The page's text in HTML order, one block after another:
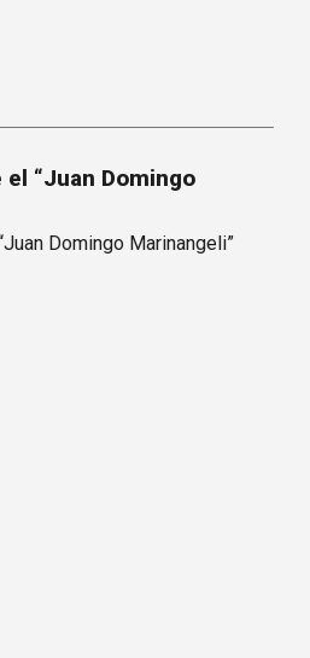
“Juan Domingo